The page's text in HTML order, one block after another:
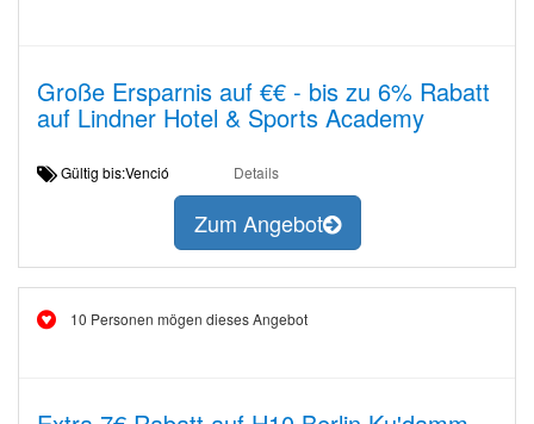
Große Ersparnis auf €€ - bis zu 6% Rabatt
auf Lindner Hotel & Sports Academy
Gültig bis:Venció Details
Zum Angebot
10 Personen mögen dieses Angebot